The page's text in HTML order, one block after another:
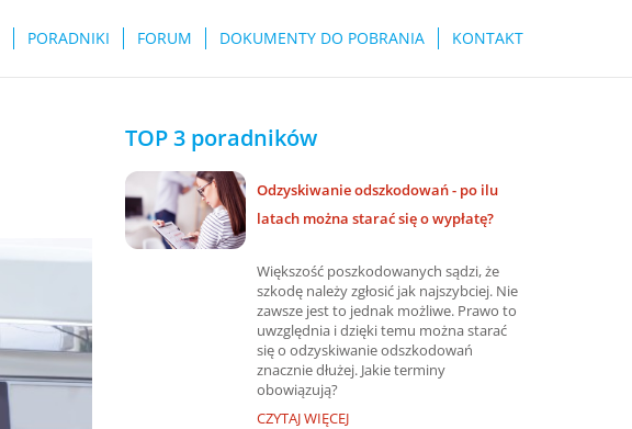
PORADNIKI FORUM DOKUMENTY DO POBRANIA KONTAKT
TOP 3 poradników
Odzyskiwanie odszkodowań - po ilu
latach można starać się o wypłatę?
Większość poszkodowanych sądzi, że
szkodę należy zgłosić jak najszybciej. Nie
zawsze jest to jednak możliwe. Prawo to
uwzględnia i dzięki temu można starać
się o odzyskiwanie odszkodowań
znacznie dłużej. Jakie terminy
obowiązują?
CZYTAJ WIĘCEJ